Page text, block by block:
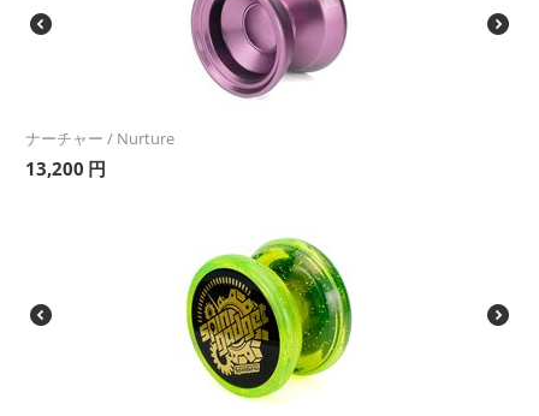
ナーチャー / Nurture
13,200 円